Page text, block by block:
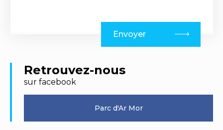
Retrouvez-nous
sur facebook
Parc d'Ar Mor
Envoyer